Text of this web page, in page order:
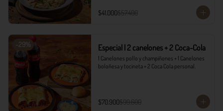
$41.000$57.400
-29% Especial | 2 canelones + 2 Coca-Cola
1 Canelones pollo y champiñones + 1 Canelones
boloñesa y tocineta + 2 Coca Cola personal.
$70.900$99.600